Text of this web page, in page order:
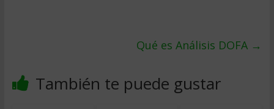
Qué es Análisis DOFA →
También te puede gustar